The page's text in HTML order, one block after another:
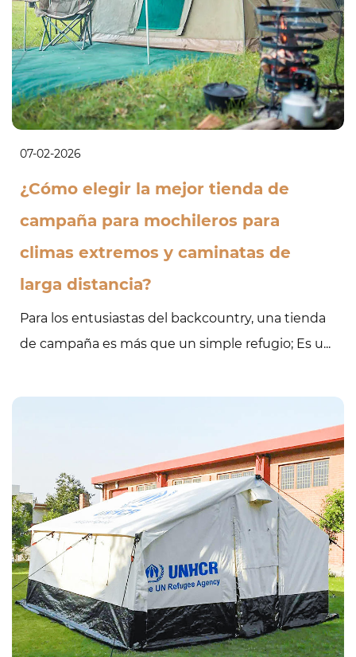
07-02-2026
¿Cómo elegir la mejor tienda de
campaña para mochileros para
climas extremos y caminatas de
larga distancia?
Para los entusiastas del backcountry, una tienda
de campaña es más que un simple refugio; Es u...